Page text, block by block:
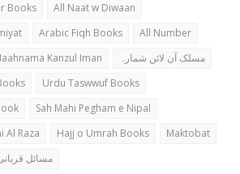
Books
All Naat w Diwaan
Arabic Fiqh Books
All Number
Kanzul Iman
مسلک آن لائن شمارہ
Urdu Taswwuf Books
Sah Mahi Pegham e Nipal
Al Raza Hajj o Umrah Books
Maktobat
مسائل